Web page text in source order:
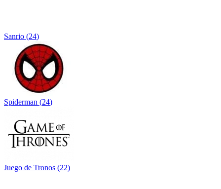
Sanrio (24)
Spiderman (24)
Juego de Tronos (22)